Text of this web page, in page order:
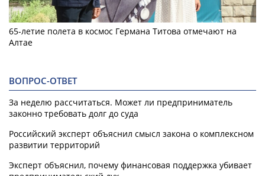
65-летие полета в космос Германа Титова отмечают на
Алтае
ВОПРОС-ОТВЕТ
За неделю рассчитаться. Может ли предприниматель
законно требовать долг до суда
Российский эксперт объяснил смысл закона о комплексном
развитии территорий
Эксперт объяснил, почему финансовая поддержка убивает